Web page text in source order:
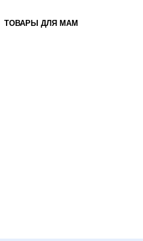
ТОВАРЫ ДЛЯ МАМ